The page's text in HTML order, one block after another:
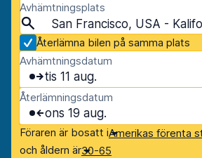
Avhämtningsplats
San Francisco, USA -
Återlämna bilen på samma plats
Avhämtningsdatum
tis 11 aug.
Återlämningsdatum
ons 19 aug.
Föraren är bosatt iAmerikas förenta
och åldern är30-65